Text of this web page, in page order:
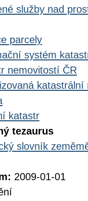
služby nad
parcely
systém
nemovitostí ČR
katastrální
katastr
tezaurus
slovník
2009-01-01